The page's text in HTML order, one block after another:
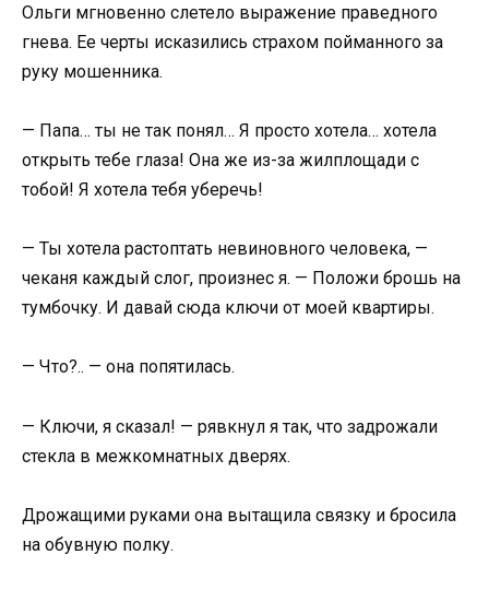
Ольги мгновенно слетело выражение праведного
гнева. Ее черты исказились страхом пойманного за
руку мошенника.
— Папа… ты не так понял… Я просто хотела… хотела
открыть тебе глаза! Она же из-за жилплощади с
тобой! Я хотела тебя уберечь!
— Ты хотела растоптать невиновного человека, —
чеканя каждый слог, произнес я. — Положи брошь на
тумбочку. И давай сюда ключи от моей квартиры.
— Что?.. — она попятилась.
— Ключи, я сказал! — рявкнул я так, что задрожали
стекла в межкомнатных дверях.
Дрожащими руками она вытащила связку и бросила
на обувную полку.